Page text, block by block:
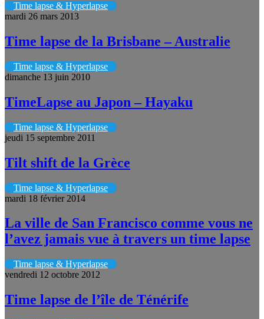
Time lapse & Hyperlapse
mardi 26 mars 2013
Time lapse de la Brisbane – Australie
Time lapse & Hyperlapse
dimanche 13 juin 2010
TimeLapse au Japon – Hayaku
Time lapse & Hyperlapse
jeudi 15 septembre 2011
Tilt shift de la Grèce
Time lapse & Hyperlapse
mardi 18 février 2014
La ville de San Francisco comme vous ne
l’avez jamais vue à travers un time lapse
Time lapse & Hyperlapse
vendredi 12 octobre 2012
Time lapse de l’île de Ténérife